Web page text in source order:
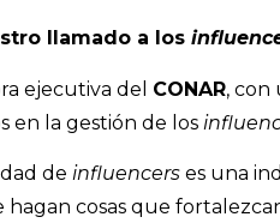
llamado a los
ejecutiva del CONAR, con
en la gestión de los
de influencers es una
hagan cosas que